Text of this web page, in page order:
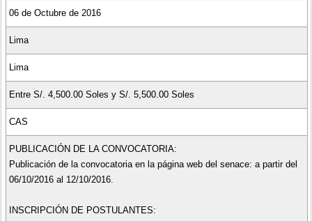
06 de Octubre de 2016
Lima
Lima
Entre S/. 4,500.00 Soles y S/. 5,500.00 Soles
CAS
PUBLICACIÓN DE LA CONVOCATORIA:
Publicación de la convocatoria en la página web del senace: a partir del
06/10/2016 al 12/10/2016.
INSCRIPCIÓN DE POSTULANTES: